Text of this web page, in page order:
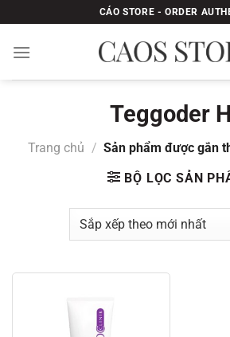
qua
nội
CÁO STORE - ORDER
Teggoder
Trang chủ / Sản phẩm được gắn
BỘ LỌC SẢN